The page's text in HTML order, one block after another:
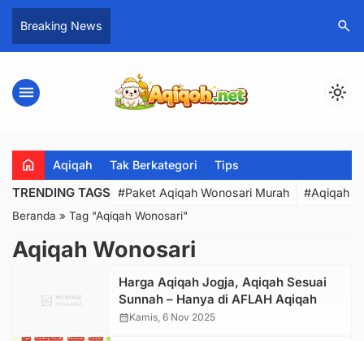
Breaking News search
menu light_mode
home Aqiqah Tak Berkategori Tips
TRENDING TAGS #Paket Aqiqah Wonosari Murah #Aqiqah
Beranda » Tag "Aqiqah Wonosari"
Aqiqah Wonosari
Harga Aqiqah Jogja, Aqiqah Sesuai
Sunnah – Hanya di AFLAH Aqiqah
calendar_monthKamis, 6 Nov 2025